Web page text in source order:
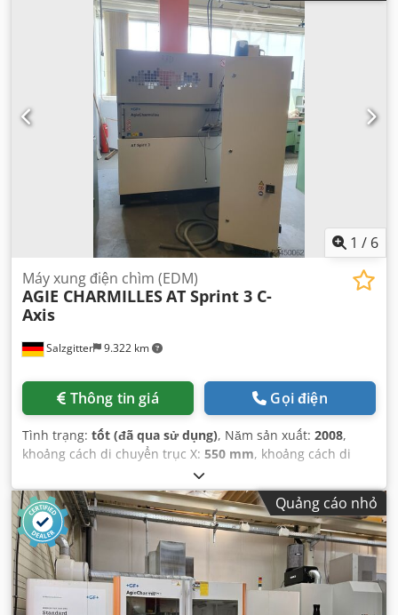
1 / 6
Salzgitter 9.322 km
Máy xung điện chìm (EDM)
AGIE CHARMILLESAT Sprint 3 C-
Axis
Thông tin giá Gọi điện
Tình trạng: tốt (đã qua sử dụng), Năm sản xuất: 2008,
khoảng cách di chuyển trục X: 550 mm, khoảng cách di
, khoảng cách di chuyển trục Z:
mm, tổng chiều cao:2.200 mm, tổng chiều rộng:1.900
mm, tổng chiều dài:1.800 mm, chiều rộng bàn:650 mm,
chiều dài bàn:850 mm,
Quảng cáo nhỏ